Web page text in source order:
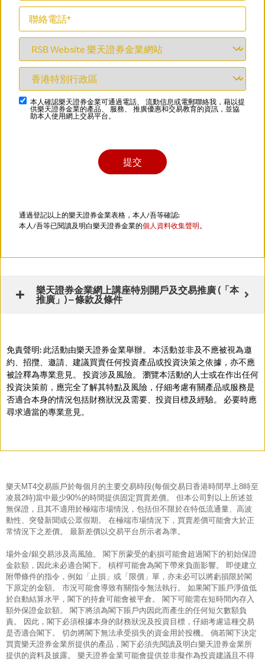
本人確認樂天證券金業可通過電話、 流動信息或電郵聯絡我，藉以提
供樂天證券金業的產品、 服務、 推廣優惠和交易教育的資訊，並協
助本人使用網上交易平台。
通過登記以上的樂天證券金業表格，本人/吾等確認:
本人/吾等已閱讀及明白樂天證券金業的個人資料收集聲明 。
樂天證券金業網上講座特別開戶及交易推廣 (「本
推廣」) – 條款及條件
免責聲明: 此活動由樂天證券金業舉辦。 本活動並非及不應被視為邀
約、招攬、邀請、建議買賣任何投資產品或投資決策之依據，亦不應
被詮釋為專業意見。 投資涉及風險。 瀏覽本活動的人士或在作出任何
投資決策前，應完全了解其特點及風險，仔細考慮有關產品或服務是
否適合本身的情況包括財務狀況及需要、投資目標及經驗。 必要時應
尋求適當的專業意見。
樂天MT4交易賬戶於每個月的主要交易時段(每個交易日香港時間早上8時至
凌晨2時)當中最少90%的時間提供固定買賣差價。 但本公司對以上所述並
無保證，且其不適用於極端市場情況，包括但不限於在特低流通量、高波
動性、突發新聞或公眾假期。 在極端市場情況下，買賣差價可能會大於正
常情況下之差價。 最新差價以交易平台所示者為準。
場外金/銀交易涉及高風險。 閣下所蒙受的虧損可能會超過閣下的初始保證
金款額，因此未必適合閣下。 槓桿可能會為閣下帶來負面影響。 即使建立
附帶條件的指令，例如「止損」或「限價」單，亦未必可以將虧損限於閣
下原定的金額。 市況可能會導致有關指令無法執行。 如果閣下賬戶淨值低
於自動結算水平，閣下的持倉可能會被平倉。 閣下可能需在短時間內存入
額外保證金款額。 閣下將須為閣下賬戶內因此而產生的任何短欠數額負
責。 因此，閣下必須根據本身的財務狀況及投資目標，仔細考慮這種交易
是否適合閣下。 切勿將閣下無法承受損失的資金用於投機。 倘若閣下決定
買賣樂天證券金業所提供的產品，閣下必須先閱讀及明白樂天證券金業所
提供的資料及披露。 樂天證券金業可能會提供並非擬作為投資建議且不得